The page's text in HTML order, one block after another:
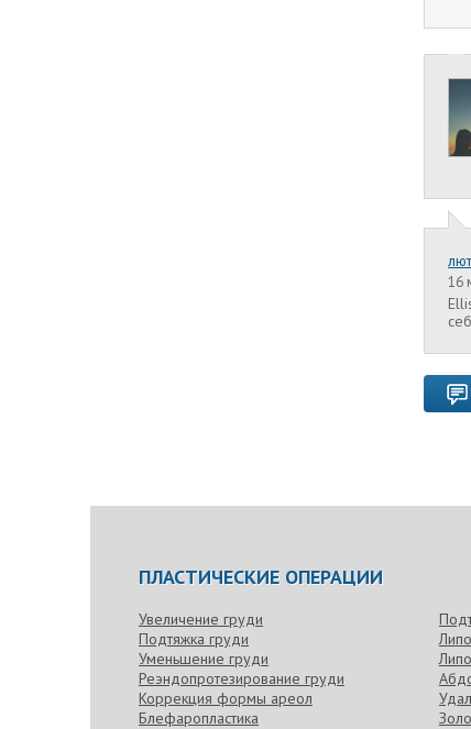
16
ПЛАСТИЧЕСКИЕ ОПЕРАЦИИ
Увеличение груди
Подтяжка груди
Уменьшение груди
Реэндопротезирование груди
Коррекция формы ареол
Блефаропластика